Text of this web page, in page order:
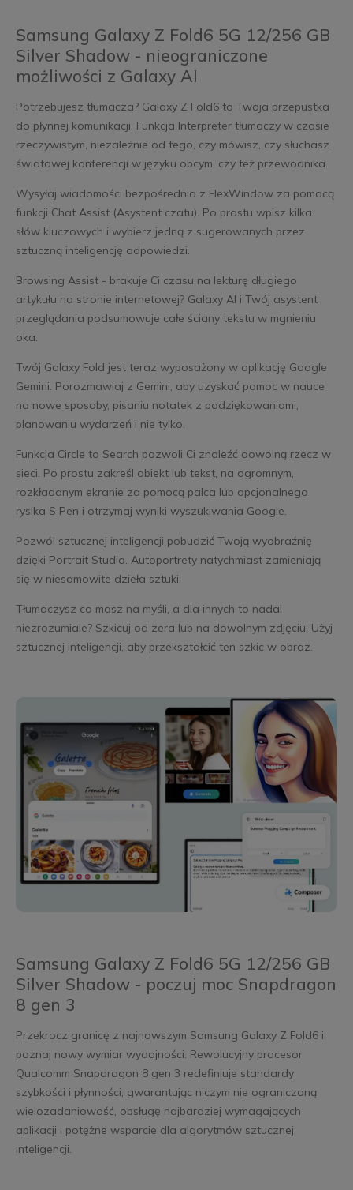
Samsung Galaxy Z Fold6 5G 12/256 GB
Silver Shadow - nieograniczone
możliwości z Galaxy AI
Potrzebujesz tłumacza? Galaxy Z Fold6 to Twoja przepustka
do płynnej komunikacji. Funkcja Interpreter tłumaczy w czasie
rzeczywistym, niezależnie od tego, czy mówisz, czy słuchasz
światowej konferencji w języku obcym, czy też przewodnika.
Wysyłaj wiadomości bezpośrednio z FlexWindow za pomocą
funkcji Chat Assist (Asystent czatu). Po prostu wpisz kilka
słów kluczowych i wybierz jedną z sugerowanych przez
sztuczną inteligencję odpowiedzi.
Browsing Assist - brakuje Ci czasu na lekturę długiego
artykułu na stronie internetowej? Galaxy AI i Twój asystent
przeglądania podsumowuje całe ściany tekstu w mgnieniu
oka.
Twój Galaxy Fold jest teraz wyposażony w aplikację Google
Gemini. Porozmawiaj z Gemini, aby uzyskać pomoc w nauce
na nowe sposoby, pisaniu notatek z podziękowaniami,
planowaniu wydarzeń i nie tylko.
Funkcja Circle to Search pozwoli Ci znaleźć dowolną rzecz w
sieci. Po prostu zakreśl obiekt lub tekst, na ogromnym,
rozkładanym ekranie za pomocą palca lub opcjonalnego
rysika S Pen i otrzymaj wyniki wyszukiwania Google.
Pozwól sztucznej inteligencji pobudzić Twoją wyobraźnię
dzięki Portrait Studio. Autoportrety natychmiast zamieniają
się w niesamowite dzieła sztuki.
Tłumaczysz co masz na myśli, a dla innych to nadal
niezrozumiale? Szkicuj od zera lub na dowolnym zdjęciu. Użyj
sztucznej inteligencji, aby przekształcić ten szkic w obraz.
Samsung Galaxy Z Fold6 5G 12/256 GB
Silver Shadow - poczuj moc Snapdragon
8 gen 3
Przekrocz granicę z najnowszym Samsung Galaxy Z Fold6 i
poznaj nowy wymiar wydajności. Rewolucyjny procesor
Qualcomm Snapdragon 8 gen 3 redefiniuje standardy
szybkości i płynności, gwarantując niczym nie ograniczoną
wielozadaniowość, obsługę najbardziej wymagających
aplikacji i potężne wsparcie dla algorytmów sztucznej
inteligencji.